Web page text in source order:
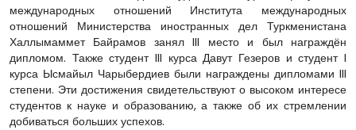
международных отношений Института международных
отношений Министерства иностранных дел Туркменистана
Халлымаммет Байрамов занял III место и был награждён
дипломом. Также студент III курса Давут Гезеров и студент I
курса Ысмайыл Чарыбердиев были награждены дипломами III
степени. Эти достижения свидетельствуют о высоком интересе
студентов к науке и образованию, а также об их стремлении
добиваться больших успехов.